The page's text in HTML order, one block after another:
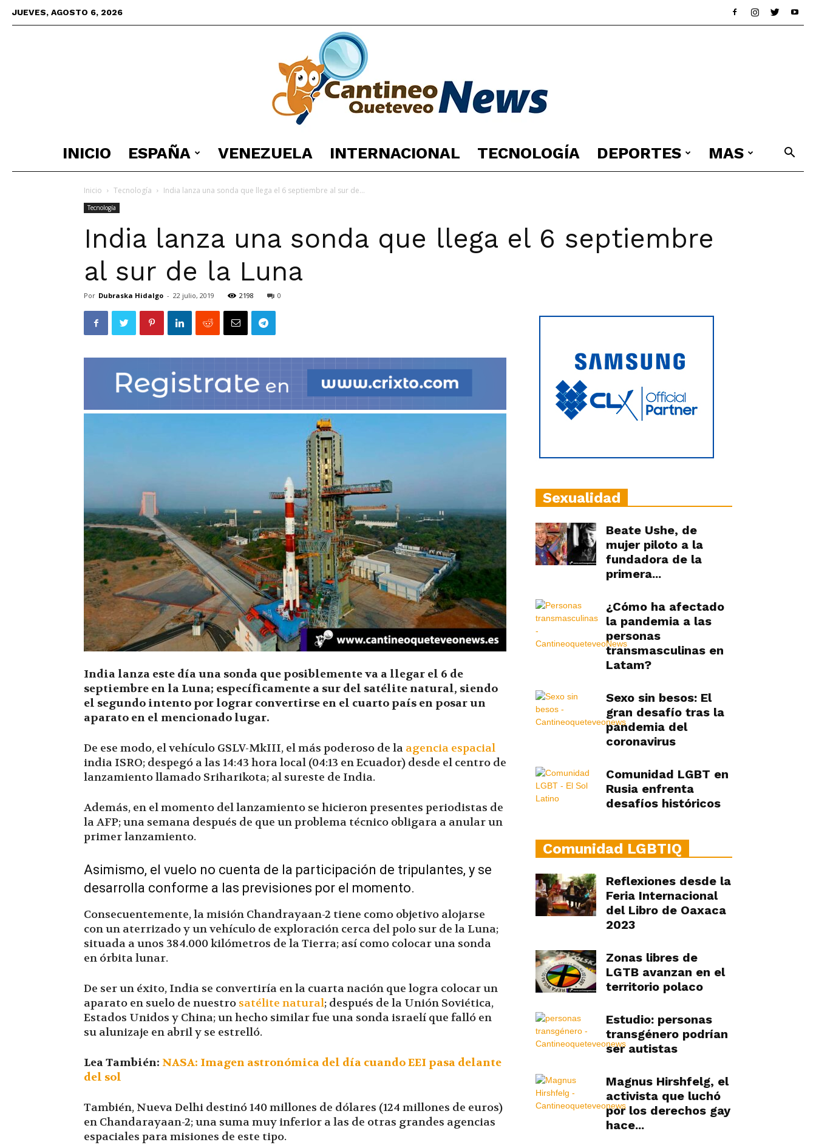
JUEVES, AGOSTO 6, 2026
España
|
Hora
|
INICIO ESPAÑA VENEZUELA INTERNACIONAL TECNOLOGÍA DEPORTES MAS
Inicio Tecnología India lanza una sonda que llega el 6 septiembre al sur de...
Tecnología
India lanza una sonda que llega el 6 septiembre
al sur de la Luna
Por Dubraska Hidalgo - 22 julio, 2019 2198 0
India lanza este día una sonda que posiblemente va a llegar el 6 de
septiembre en la Luna; específicamente a sur del satélite natural, siendo
el segundo intento por lograr convertirse en el cuarto país en posar un
aparato en el mencionado lugar.
De ese modo, el vehículo GSLV-MkIII, el más poderoso de la agencia espacial
india ISRO; despegó a las 14:43 hora local (04:13 en Ecuador) desde el centro de
lanzamiento llamado Sriharikota; al sureste de India.
Además, en el momento del lanzamiento se hicieron presentes periodistas de
la AFP; una semana después de que un problema técnico obligara a anular un
primer lanzamiento.
Asimismo, el vuelo no cuenta de la participación de tripulantes, y se
desarrolla conforme a las previsiones por el momento.
Consecuentemente, la misión Chandrayaan-2 tiene como objetivo alojarse
con un aterrizado y un vehículo de exploración cerca del polo sur de la Luna;
situada a unos 384.000 kilómetros de la Tierra; así como colocar una sonda
en órbita lunar.
De ser un éxito, India se convertiría en la cuarta nación que logra colocar un
aparato en suelo de nuestro satélite natural; después de la Unión Soviética,
Estados Unidos y China; un hecho similar fue una sonda israelí que falló en
su alunizaje en abril y se estrelló.
Lea También: NASA: Imagen astronómica del día cuando EEI pasa delante
del sol
También, Nueva Delhi destinó 140 millones de dólares (124 millones de euros)
en Chandarayaan-2; una suma muy inferior a las de otras grandes agencias
espaciales para misiones de este tipo.
Sexualidad
Beate Ushe, de
mujer piloto a la
fundadora de la
primera...
¿Cómo ha afectado
la pandemia a las
personas
transmasculinas en
Latam?
Sexo sin besos: El
gran desafío tras la
pandemia del
coronavirus
Comunidad LGBT en
Rusia enfrenta
desafíos históricos
Comunidad LGBTIQ
Reflexiones desde la
Feria Internacional
del Libro de Oaxaca
2023
Zonas libres de
LGTB avanzan en el
territorio polaco
Estudio: personas
transgénero podrían
ser autistas
Magnus Hirshfelg, el
activista que luchó
por los derechos gay
hace...